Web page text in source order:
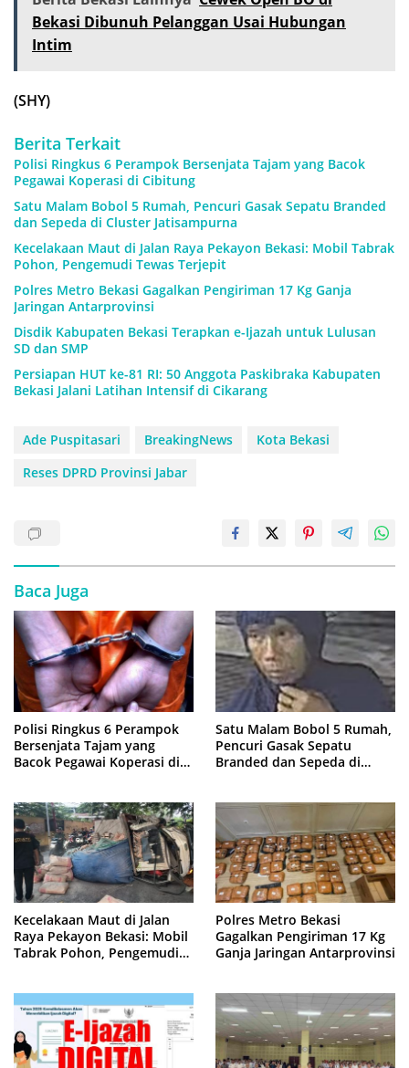
Bekasi Dibunuh Pelanggan Usai Hubungan
Intim
(SHY)
Berita Terkait
Polisi Ringkus 6 Perampok Bersenjata Tajam yang Bacok
Pegawai Koperasi di Cibitung
Satu Malam Bobol 5 Rumah, Pencuri Gasak Sepatu Branded
dan Sepeda di Cluster Jatisampurna
Kecelakaan Maut di Jalan Raya Pekayon Bekasi: Mobil Tabrak
Pohon, Pengemudi Tewas Terjepit
Polres Metro Bekasi Gagalkan Pengiriman 17 Kg Ganja
Jaringan Antarprovinsi
Disdik Kabupaten Bekasi Terapkan e-Ijazah untuk Lulusan
SD dan SMP
Persiapan HUT ke-81 RI: 50 Anggota Paskibraka Kabupaten
Bekasi Jalani Latihan Intensif di Cikarang
Ade Puspitasari BreakingNews
Kota Bekasi
Reses DPRD Provinsi Jabar
Baca Juga
Polisi Ringkus 6 Perampok
Bersenjata Tajam yang
Bacok Pegawai Koperasi di
Satu Malam Bobol 5 Rumah,
Pencuri Gasak Sepatu
Branded dan Sepeda di
Kecelakaan Maut di Jalan
Raya Pekayon Bekasi: Mobil
Tabrak Pohon, Pengemudi
Polres Metro Bekasi
Gagalkan Pengiriman 17 Kg
Ganja Jaringan Antarprovinsi